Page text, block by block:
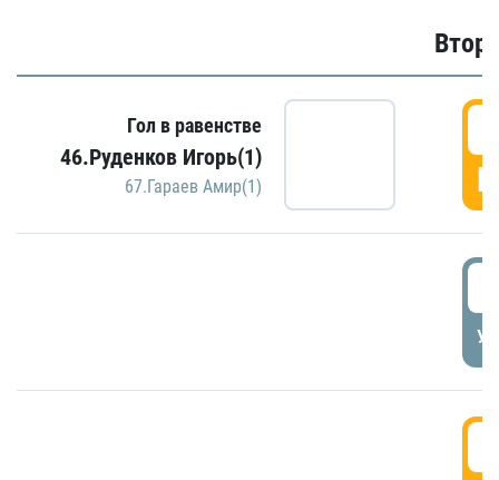
Гол в равенстве
46.Руденков Игорь(1)
67.Гараев Амир(1)